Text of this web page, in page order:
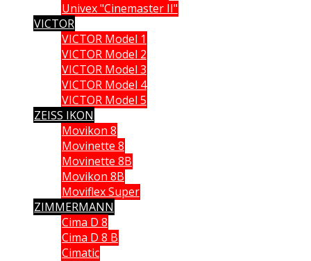
Univex "Cinemaster II"
VICTOR
VICTOR Model 1
VICTOR Model 2
VICTOR Model 3
VICTOR Model 4
VICTOR Model 5
ZEISS IKON
Movikon 8
Movinette 8
Movinette 8B
Movikon 8B
Moviflex Super
ZIMMERMANN
Cima D 8
Cima D 8 B
Cimatic